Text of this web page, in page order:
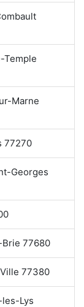
Temple
Marne
77270
Georges
77680
77380
Lys